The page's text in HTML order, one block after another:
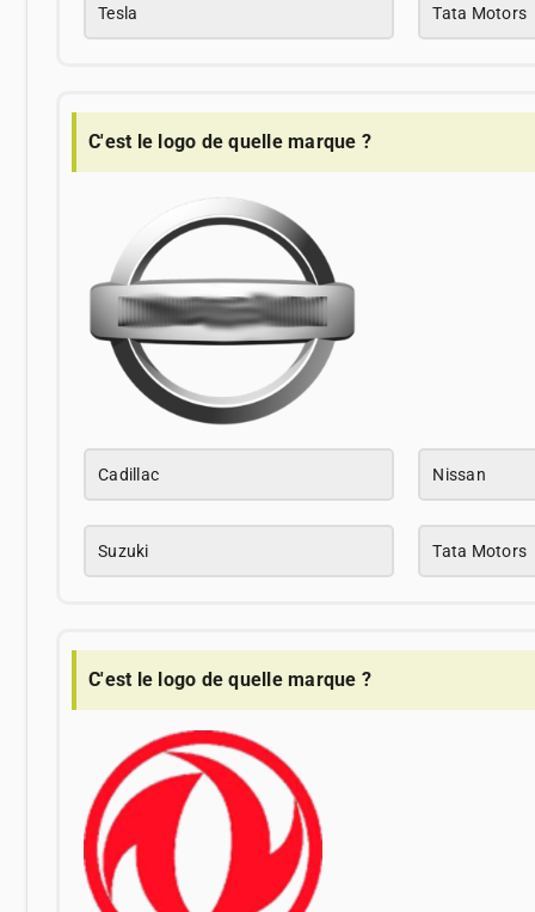
Tesla Tata Motors
C'est le logo de quelle marque ?
Cadillac Nissan
Suzuki Tata Motors
C'est le logo de quelle marque ?